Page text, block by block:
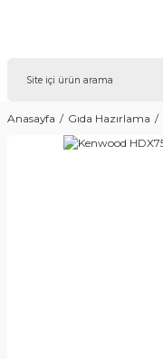
Anasayfa Gıda Hazırlama